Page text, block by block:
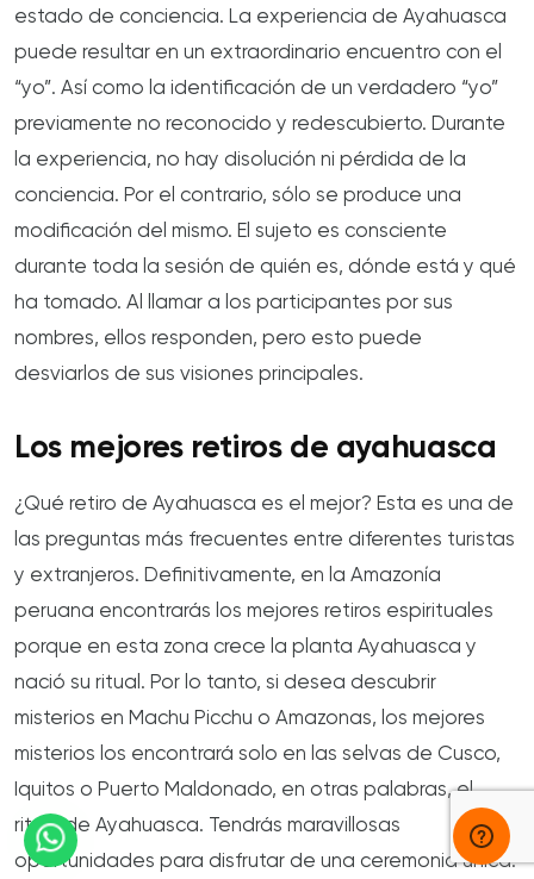
estado de conciencia. La experiencia de Ayahuasca
puede resultar en un extraordinario encuentro con el
“yo”. Así como la identificación de un verdadero “yo”
previamente no reconocido y redescubierto. Durante
la experiencia, no hay disolución ni pérdida de la
conciencia. Por el contrario, sólo se produce una
modificación del mismo. El sujeto es consciente
durante toda la sesión de quién es, dónde está y qué
ha tomado. Al llamar a los participantes por sus
nombres, ellos responden, pero esto puede
desviarlos de sus visiones principales.
Los mejores retiros de ayahuasca
¿Qué retiro de Ayahuasca es el mejor? Esta es una de
las preguntas más frecuentes entre diferentes turistas
y extranjeros. Definitivamente, en la Amazonía
peruana encontrarás los mejores retiros espirituales
porque en esta zona crece la planta Ayahuasca y
nació su ritual. Por lo tanto, si desea descubrir
misterios en Machu Picchu o Amazonas, los mejores
misterios los encontrará solo en las selvas de Cusco,
Iquitos o Puerto Maldonado, en otras palabras, el
ritual de Ayahuasca. Tendrás maravillosas
oportunidades para disfrutar de una ceremonia única.